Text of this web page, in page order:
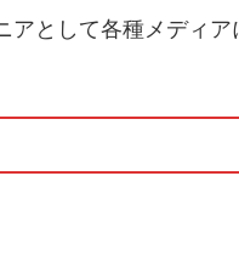
アとして各種メディア